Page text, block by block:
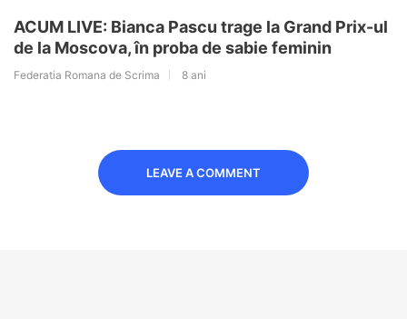
ACUM LIVE: Bianca Pascu trage la Grand Prix-ul
de la Moscova, în proba de sabie feminin
Federatia Romana de Scrima 8 ani
LEAVE A COMMENT